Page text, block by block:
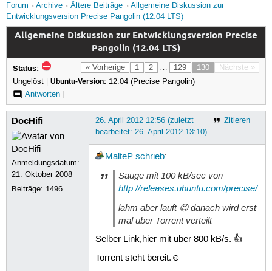
Forum
Archive Ältere Beiträge
Allgemeine Diskussion zur
Entwicklungsversion Precise Pangolin (12.04 LTS)
Allgemeine Diskussion zur Entwicklungsversion Precise
Pangolin (12.04 LTS)
« Vorherige 1 2 … 129 130 Nächste »
Status:
Ungelöst | Ubuntu-Version: 12.04 (Precise Pangolin)
Antworten|
DocHifi
Anmeldungsdatum:
21. Oktober 2008
Beiträge: 1496
Zitieren
26. April 2012 12:56 (zuletzt
bearbeitet: 26. April 2012 13:10)
MalteP schrieb:
Sauge mit 100 kB/sec von
http://releases.ubuntu.com/precise/
lahm aber läuft 😉 danach wird erst
mal über Torrent verteilt
Selber Link,hier mit über 800 kB/s. 👍
Torrent steht bereit.☺